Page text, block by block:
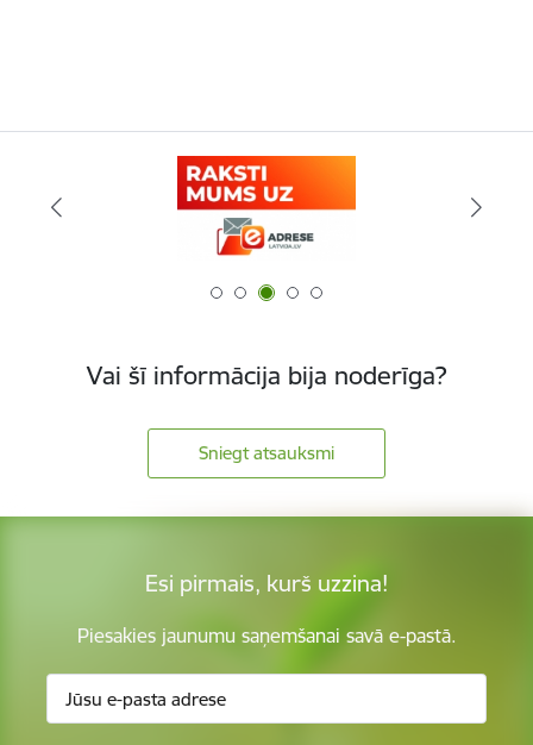
Vai šī informācija bija noderīga?
Sniegt atsauksmi
Esi pirmais, kurš uzzina!
Piesakies jaunumu saņemšanai savā e-pastā.